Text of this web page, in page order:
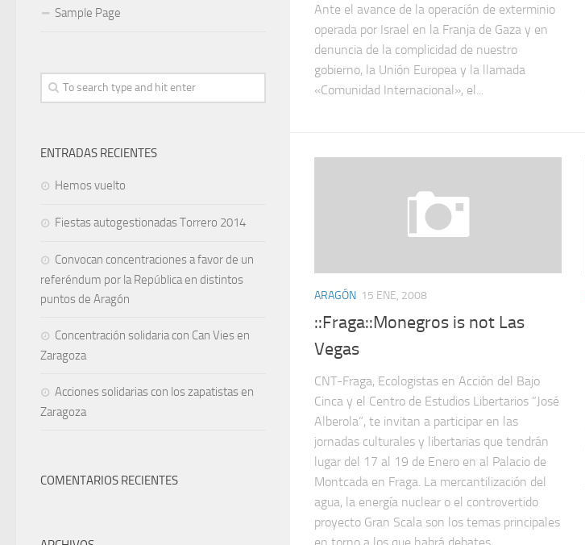
Ante el avance de la operación de exterminio
operada por Israel en la Franja de Gaza y en
denuncia de la complicidad de nuestro
gobierno, la Unión Europea y la llamada
«Comunidad Internacional», el...
ARAGÓN 15 ENE, 2008
::Fraga::Monegros is not Las
Vegas
CNT-Fraga, Ecologistas en Acción del Bajo
Cinca y el Centro de Estudios Libertarios “José
Alberola”, te invitan a participar en las
jornadas culturales y libertarias que tendrán
lugar del 17 al 19 de Enero en al Palacio de
Montcada en Fraga. La mercantilización del
agua, la energía nuclear o el controvertido
proyecto Gran Scala son los temas principales
en torno a los que habrá debates,
Sample Page
ENTRADAS RECIENTES
Hemos vuelto
Fiestas autogestionadas Torrero 2014
Convocan concentraciones a favor de un
referéndum por la República en distintos
puntos de Aragón
Concentración solidaria con Can Vies en
Zaragoza
Acciones solidarias con los zapatistas en
Zaragoza
COMENTARIOS RECIENTES